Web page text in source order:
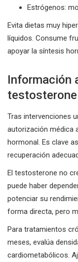
Estrógenos:
Evita dietas muy
líquidos. Consume
apoyar la síntesis
Información
Tras intervenciones
autorización médica
hormonal. Es clave
recuperación
El testosterone no
puede haber
potenciar su
forma directa, pero
Para tratamientos
meses, evalúa
cardiometabólicos.